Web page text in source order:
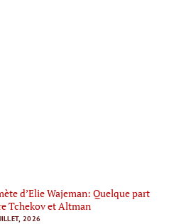
d’Elie Wajeman: Quelque part
Tchekov et Altman
2026